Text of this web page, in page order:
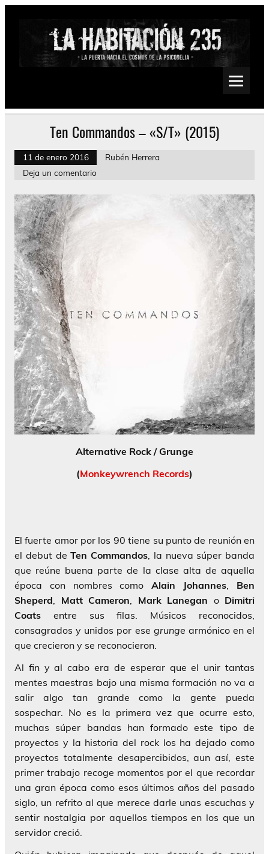
Saltar
Psychedelic, Stoner, Doom, Sludge, Fuzz, Space, Drone
Ten Commandos – «S/T» (2015)
11 de enero 2016
Rubén Herrera
Deja un comentario
Alternative Rock / Grunge
(Monkeywrench Records)
El fuerte amor por los 90 tiene su punto de reunión en
el debut deTen Commandos, la nueva súper banda
que reúne buena parte de la clase alta de aquella
época con nombres comoAlain Johannes, Ben
Sheperd, Matt Cameron, Mark Lanegan o Dimitri
Coats entre sus filas. Músicos reconocidos,
consagrados y unidos por ese grunge armónico en el
que crecieron y se reconocieron.
Al fin y al cabo era de esperar que el unir tantas
mentes maestras bajo una misma formación no va a
salir algo tan grande como la gente pueda
sospechar. No es la primera vez que ocurre esto,
muchas súper bandas han formado este tipo de
proyectos y la historia del rock los ha dejado como
proyectos totalmente desapercibidos, aun así, este
primer trabajo recoge momentos por el que recordar
una gran época como esos últimos años del pasado
siglo, un refrito al que merece darle unas escuchas y
sentir nostalgia por aquellos tiempos en los que un
servidor creció.